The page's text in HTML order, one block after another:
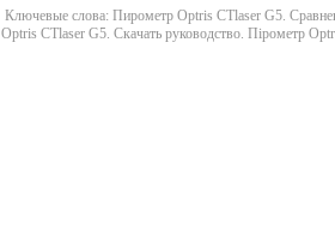
Ключевые слова: Пирометр Optris CTlaser G5.
Optris CTlaser G5. Скачать руководство. Пірометр